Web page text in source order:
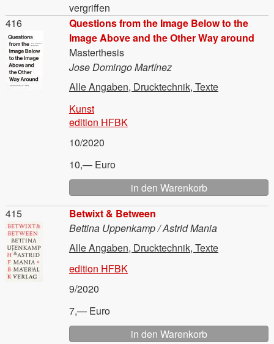
vergriffen
Questions from the Image Below to the
Image Above and the Other Way around
Masterthesis
Material
416
Jose Domingo Martínez
Alle Angaben, Drucktechnik, Texte
Kunst
edition HFBK
10/2020
10,— Euro
Betwixt & Between
Material
415
Bettina Uppenkamp / Astrid Mania
Alle Angaben, Drucktechnik, Texte
edition HFBK
9/2020
7,— Euro